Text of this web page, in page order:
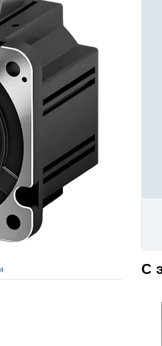
С
с разомкнутым контуром)
контуром)